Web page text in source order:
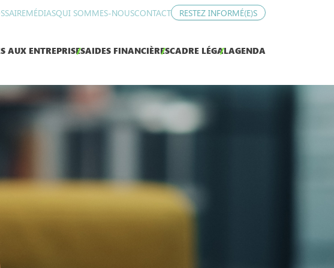
MÉDIASQUI SOMMES-NOUSCONTACT RESTEZ INFORMÉ(E)S
AUX ENTREPRISESAIDES FINANCIÈRESCADRE LÉGALAGENDA